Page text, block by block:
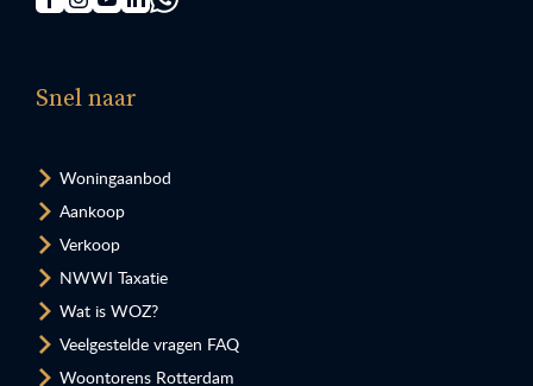
Snel naar
Woningaanbod
Aankoop
Verkoop
NWWI Taxatie
Wat is WOZ?
Veelgestelde vragen FAQ
Woontorens Rotterdam